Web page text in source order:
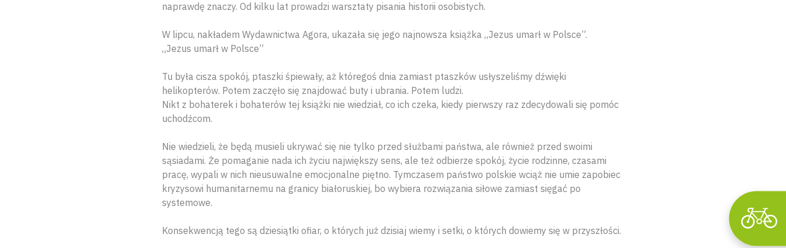
naprawdę znaczy. Od kilku lat prowadzi warsztaty pisania historii osobistych.
W lipcu, nakładem Wydawnictwa Agora, ukazała się jego najnowsza książka „Jezus umarł w Polsce”.
„Jezus umarł w Polsce”
Tu była cisza spokój, ptaszki śpiewały, aż któregoś dnia zamiast ptaszków usłyszeliśmy dźwięki
helikopterów. Potem zaczęło się znajdować buty i ubrania. Potem ludzi.
Nikt z bohaterek i bohaterów tej książki nie wiedział, co ich czeka, kiedy pierwszy raz zdecydowali się pomóc
uchodźcom.
Nie wiedzieli, że będą musieli ukrywać się nie tylko przed służbami państwa, ale również przed swoimi
sąsiadami. Że pomaganie nada ich życiu największy sens, ale też odbierze spokój, życie rodzinne, czasami
pracę, wypali w nich nieusuwalne emocjonalne piętno. Tymczasem państwo polskie wciąż nie umie zapobiec
kryzysowi humanitarnemu na granicy białoruskiej, bo wybiera rozwiązania siłowe zamiast sięgać po
systemowe.
Konsekwencją tego są dziesiątki ofiar, o których już dzisiaj wiemy i setki, o których dowiemy się w przyszłości.
Wyszukaj